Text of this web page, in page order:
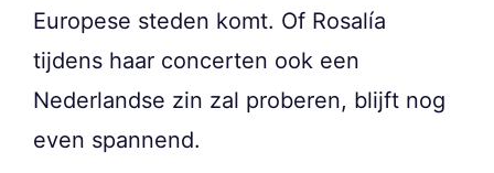
Europese steden komt. Of Rosalía
tijdens haar concerten ook een
Nederlandse zin zal proberen, blijft nog
even spannend.